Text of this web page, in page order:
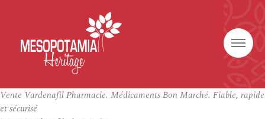
Vente Vardenafil Pharmacie. Médicaments Bon Marché. Fiable, rapide
et sécurisé